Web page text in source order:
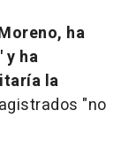
ha
y ha
la
"no